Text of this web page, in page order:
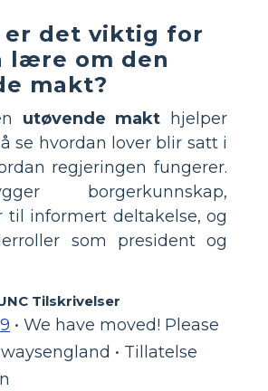
er det viktig for
lære om den
makt?
utøvende makt hjelper
se hvordan lover blir satt i
regjeringen fungerer.
borgerkunnskap,
til informert deltakelse, og
som president og
Tilskrivelser
• We have moved! Please
• Tillatelse